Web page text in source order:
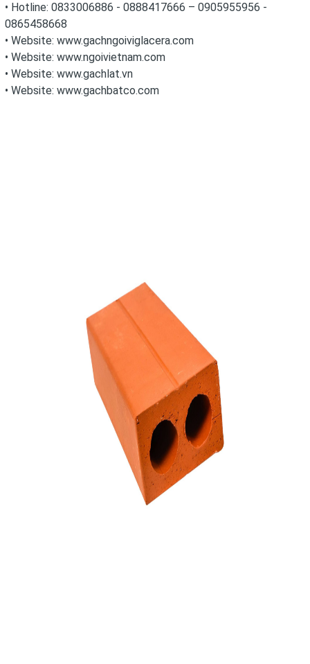
• Hotline: 0833006886 - 0888417666 – 0905955956 -
0865458668
• Website: www.gachngoiviglacera.com
• Website: www.ngoivietnam.com
• Website: www.gachlat.vn
• Website: www.gachbatco.com